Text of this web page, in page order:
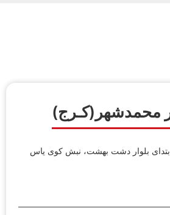
محمدشهر(کـرج)
بلوار دشت بهشت، نبش کوی یاس